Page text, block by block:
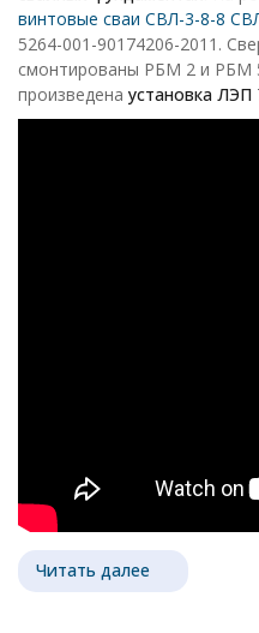
винтовые сваи СВЛ-3-8-8
5264-001-90174206-2011.
смонтированы РБМ 2 и РБМ
произведена установка ЛЭП
Читать далее